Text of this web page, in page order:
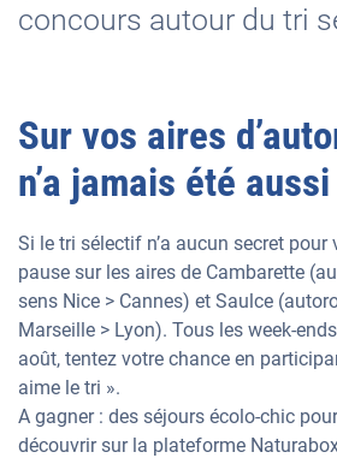
concours autour du tri
Sur vos aires
n’a jamais été
Si le tri sélectif n’a aucun secret pour
pause sur les aires de Cambarette
sens Nice > Cannes) et Saulce
Marseille > Lyon). Tous les week-
août, tentez votre chance en
aime le tri ».
A gagner : des séjours écolo-chic
découvrir sur la plateforme